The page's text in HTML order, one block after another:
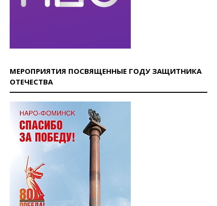
МЕРОПРИЯТИЯ ПОСВЯЩЕННЫЕ ГОДУ ЗАЩИТНИКА
ОТЕЧЕСТВА